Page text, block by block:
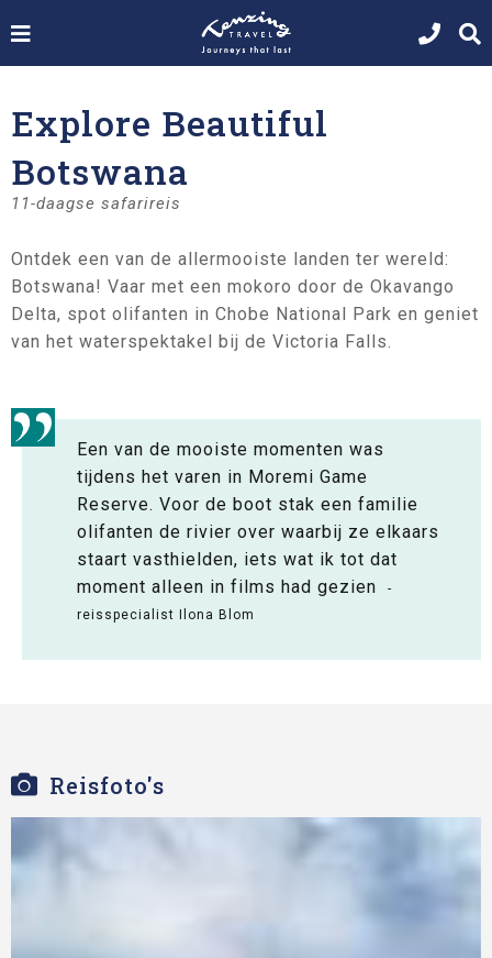
Explore Beautiful
Botswana
11-daagse safarireis
Ontdek een van de allermooiste landen ter wereld:
Botswana! Vaar met een mokoro door de Okavango
Delta, spot olifanten in Chobe National Park en geniet
van het waterspektakel bij de Victoria Falls.
Een van de mooiste momenten was
tijdens het varen in Moremi Game
Reserve. Voor de boot stak een familie
olifanten de rivier over waarbij ze elkaars
staart vasthielden, iets wat ik tot dat
moment alleen in films had gezien
-
reisspecialist Ilona Blom
Reisfoto's